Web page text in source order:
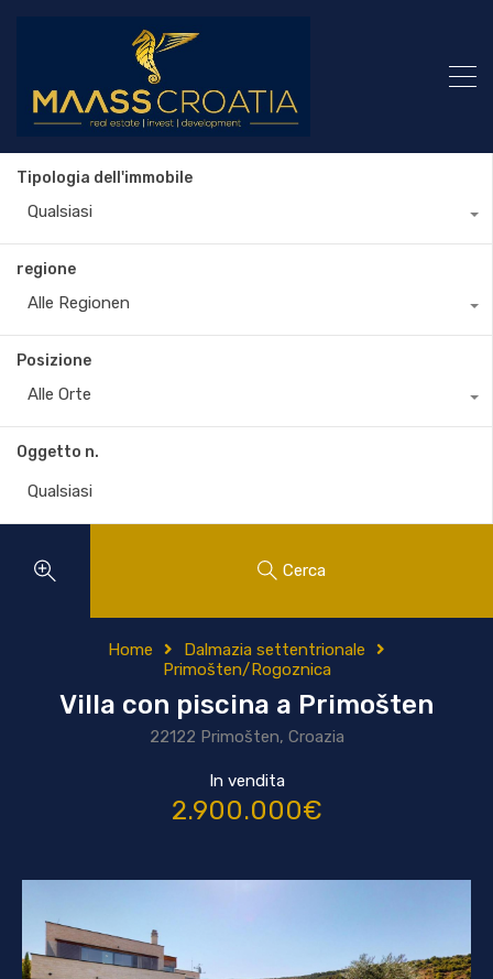
Tipologia dell'immobile
Qualsiasi
regione
Alle Regionen
Posizione
Alle Orte
Oggetto n.
Cerca
Home
Dalmazia settentrionale
Primošten/Rogoznica
Villa con piscina a Primošten
22122 Primošten, Croazia
In vendita
2.900.000€